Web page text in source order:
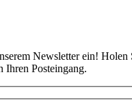
Newsletter ein!
Ihren Posteingang.